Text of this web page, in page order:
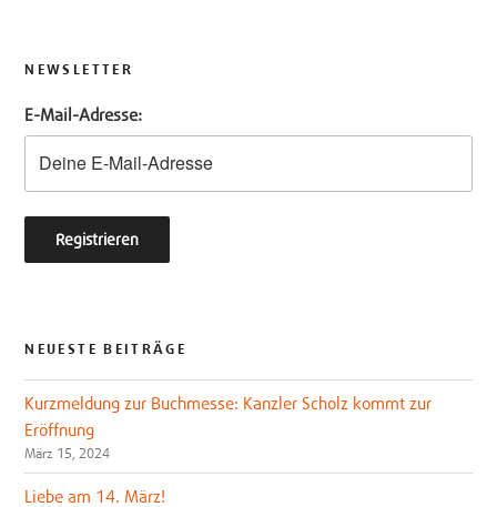
NEWSLETTER
E-Mail-Adresse:
NEUESTE BEITRÄGE
Kurzmeldung zur Buchmesse: Kanzler Scholz kommt zur
Eröffnung
März 15, 2024
Liebe am 14. März!